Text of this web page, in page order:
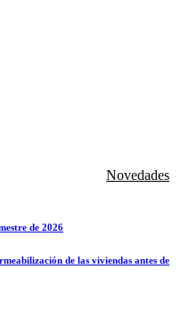
Novedades
de 2026
de las viviendas antes de